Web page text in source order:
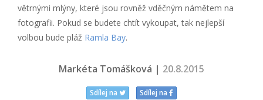
větrnými mlýny, které jsou rovněž vděčným námětem na
fotografii. Pokud se budete chtít vykoupat, tak nejlepší
volbou bude pláž Ramla Bay.
Markéta Tomášková | 20.8.2015
Sdílej na Sdílej na